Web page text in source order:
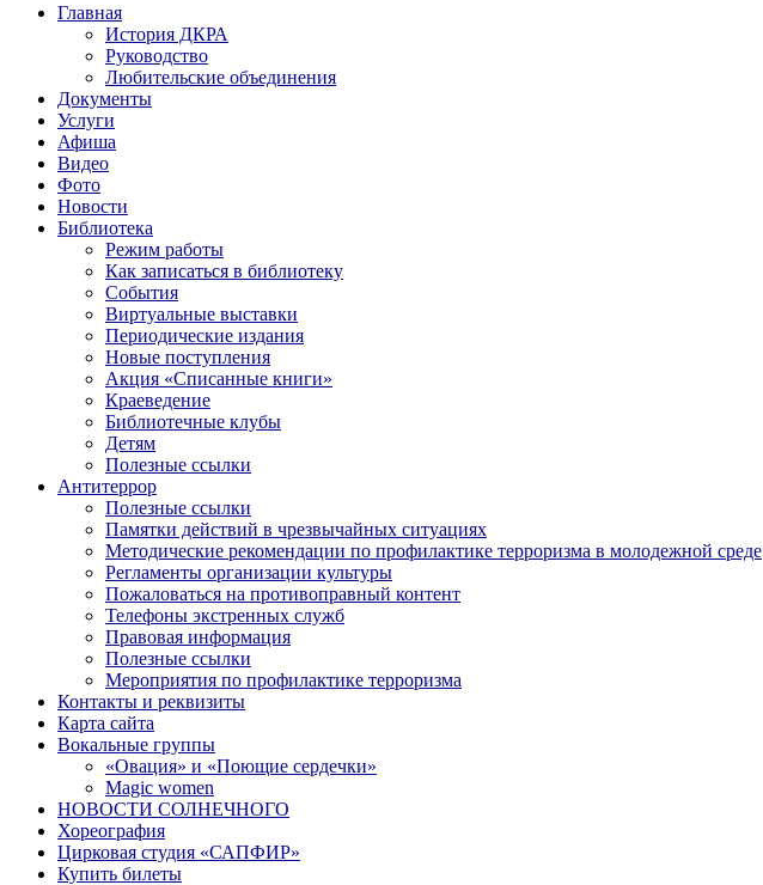
Главная
История ДКРА
Руководство
Любительские объединения
Документы
Услуги
Афиша
Видео
Фото
Новости
Библиотека
Режим работы
Как записаться в библиотеку
События
Виртуальные выставки
Периодические издания
Новые поступления
Акция «Списанные книги»
Краеведение
Библиотечные клубы
Детям
Полезные ссылки
Антитеррор
Полезные ссылки
Памятки действий в чрезвычайных ситуациях
Методические рекомендации по профилактике терроризма в молодежной среде
Регламенты организации культуры
Пожаловаться на противоправный контент
Телефоны экстренных служб
Правовая информация
Полезные ссылки
Мероприятия по профилактике терроризма
Контакты и реквизиты
Карта сайта
Вокальные группы
«Овация» и «Поющие сердечки»
Magic women
НОВОСТИ СОЛНЕЧНОГО
Хореография
Цирковая студия «САПФИР»
Купить билеты